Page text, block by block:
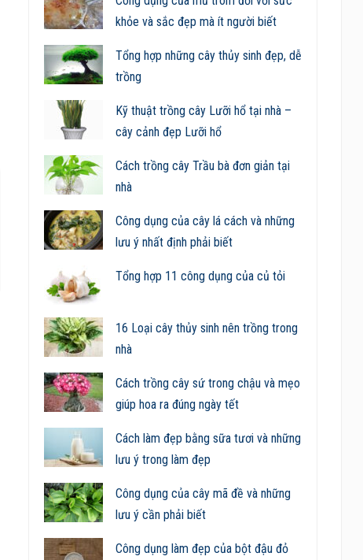
khỏe và sắc đẹp mà ít người biết
Tổng hợp những cây thủy sinh đẹp, dễ
trồng
Kỹ thuật trồng cây Lưỡi hổ tại nhà –
cây cảnh đẹp Lưỡi hổ
Cách trồng cây Trầu bà đơn giản tại
nhà
Công dụng của cây lá cách và những
lưu ý nhất định phải biết
Tổng hợp 11 công dụng của củ tỏi
16 Loại cây thủy sinh nên trồng trong
nhà
Cách trồng cây sứ trong chậu và mẹo
giúp hoa ra đúng ngày tết
Cách làm đẹp bằng sữa tươi và những
lưu ý trong làm đẹp
Công dụng của cây mã đề và những
lưu ý cần phải biết
Công dụng làm đẹp của bột đậu đỏ